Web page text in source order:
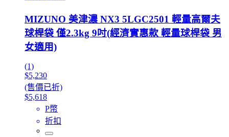
MIZUNO 美津濃 NX3 5LGC2501 輕量高爾夫
球桿袋 僅2.3kg 9吋(經濟實惠款 輕量球桿袋 男
女適用)
(1)
$5,230
(售價已折)
$5,618
P幣
折扣